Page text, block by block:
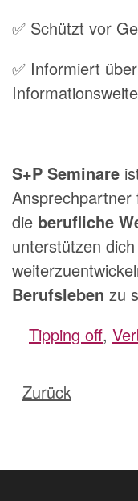
✅ Schützt vor
✅ Informiert
S+P Seminare
Ansprechpartner
die berufliche
unterstützen
Berufsleben zu
Tipping off,
Zurück